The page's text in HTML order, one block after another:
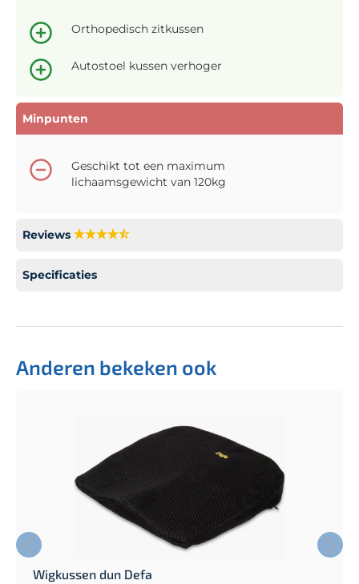
Orthopedisch zitkussen
Autostoel kussen verhoger
Minpunten
Geschikt tot een maximum
lichaamsgewicht van 120kg
Reviews
Specificaties
Anderen bekeken ook
Wigkussen dun Defa